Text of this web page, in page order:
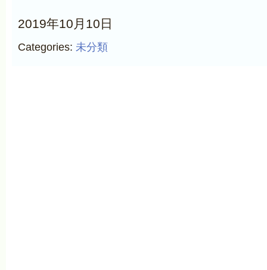
2019年10月10日
Categories: 未分類